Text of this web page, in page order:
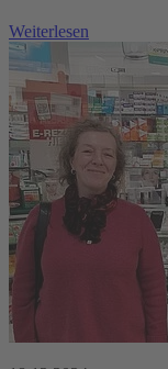
Weiterlesen